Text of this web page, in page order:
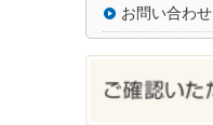
お問い合わせ